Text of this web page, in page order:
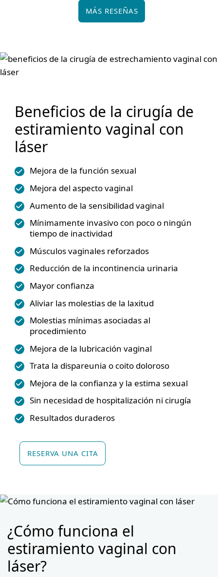
MÁS RESEÑAS
Beneficios de la cirugía de
estiramiento vaginal con
láser
Mejora de la función sexual
Mejora del aspecto vaginal
Aumento de la sensibilidad vaginal
Mínimamente invasivo con poco o ningún
tiempo de inactividad
Músculos vaginales reforzados
Reducción de la incontinencia urinaria
Mayor confianza
Aliviar las molestias de la laxitud
Molestias mínimas asociadas al
procedimiento
Mejora de la lubricación vaginal
Trata la dispareunia o coito doloroso
Mejora de la confianza y la estima sexual
Sin necesidad de hospitalización ni cirugía
Resultados duraderos
RESERVA UNA CITA
¿Cómo funciona el
estiramiento vaginal con
láser?